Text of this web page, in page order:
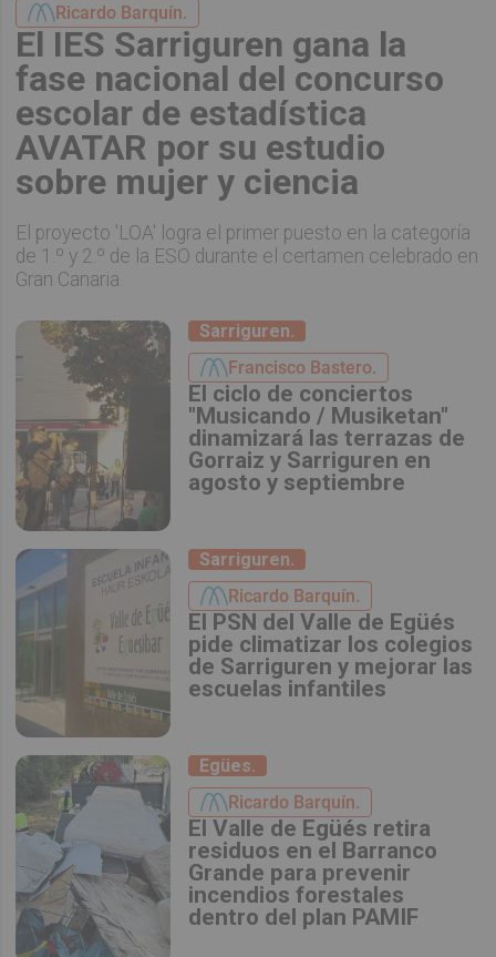
Ricardo Barquín.
El IES Sarriguren gana la
fase nacional del concurso
escolar de estadística
AVATAR por su estudio
sobre mujer y ciencia
El proyecto 'LOA' logra el primer puesto en la categoría
de 1.º y 2.º de la ESO durante el certamen celebrado en
Gran Canaria.
Sarriguren.
Francisco Bastero.
El ciclo de conciertos
"Musicando / Musiketan"
dinamizará las terrazas de
Gorraiz y Sarriguren en
agosto y septiembre
Sarriguren.
Ricardo Barquín.
El PSN del Valle de Egüés
pide climatizar los colegios
de Sarriguren y mejorar las
escuelas infantiles
Egües.
Ricardo Barquín.
El Valle de Egüés retira
residuos en el Barranco
Grande para prevenir
incendios forestales
dentro del plan PAMIF